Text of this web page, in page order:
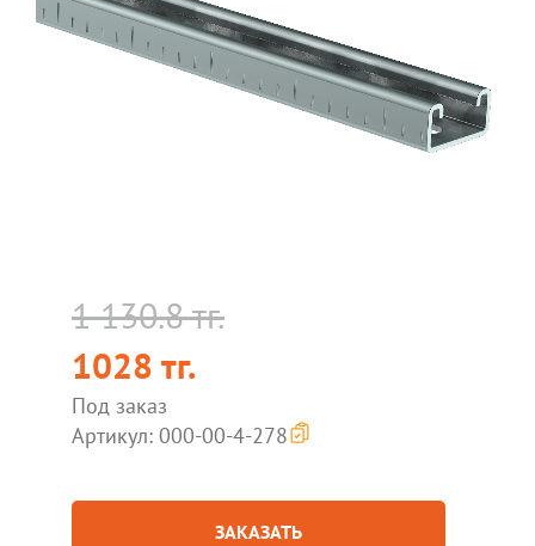
1 130.8 тг.
1028 тг.
Под заказ
Артикул: 000-00-4-278
ЗАКАЗАТЬ